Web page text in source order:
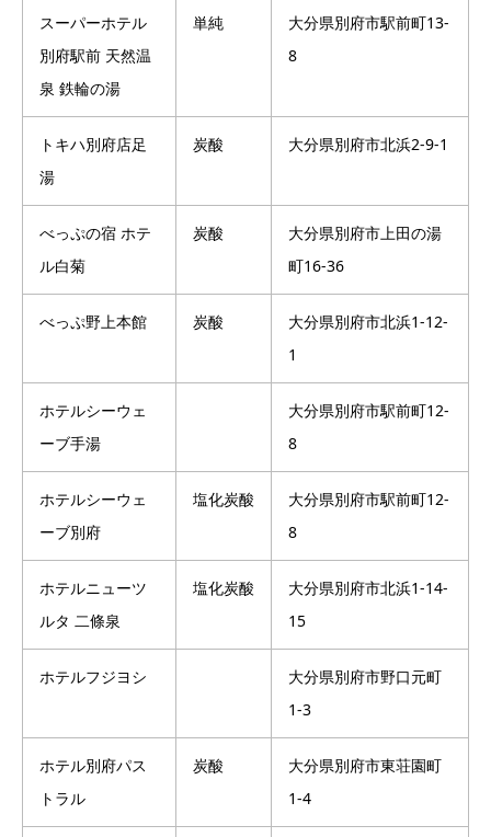
スーパーホテル
別府駅前 天然温
泉 鉄輪の湯
単純
大分県別府市駅前町13-
8
トキハ別府店足
湯
炭酸 大分県別府市北浜2-9-1
べっぷの宿 ホテ
ル白菊
炭酸
大分県別府市上田の湯
町16-36
べっぷ野上本館 炭酸
大分県別府市北浜1-12-
1
ホテルシーウェ
ーブ手湯
大分県別府市駅前町12-
8
ホテルシーウェ
ーブ別府
塩化炭酸
大分県別府市駅前町12-
8
ホテルニューツ
ルタ 二條泉
塩化炭酸
大分県別府市北浜1-14-
15
ホテルフジヨシ
大分県別府市野口元町
1-3
ホテル別府パス
トラル
炭酸
大分県別府市東荘園町
1-4